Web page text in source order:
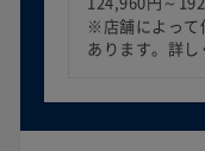
※店舗によって
あります。詳し